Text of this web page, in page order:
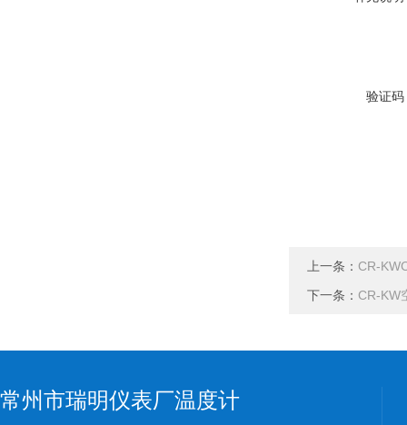
验证码
上一条： CR-
下一条： CR-KW
常州市瑞明仪表厂温度计